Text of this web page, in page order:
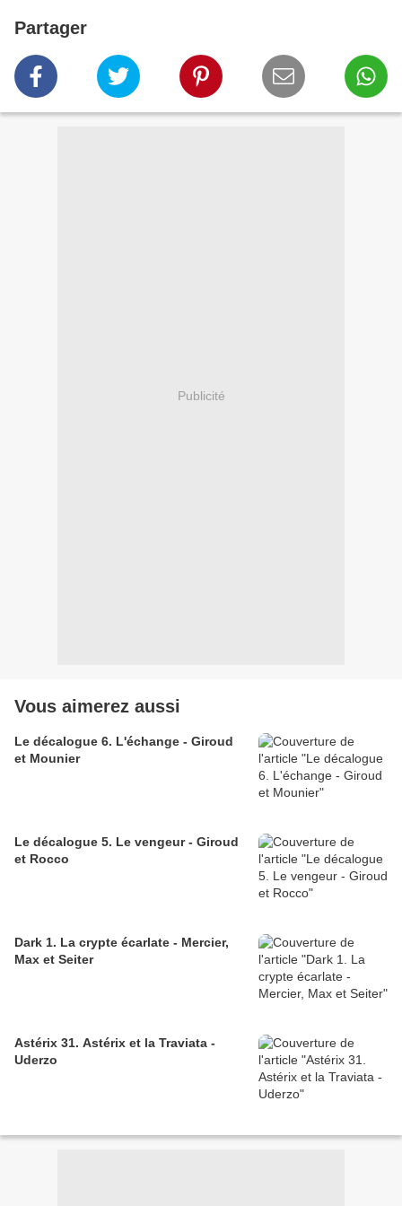
Partager
Publicité
Vous aimerez aussi
Le décalogue 6. L'échange - Giroud
et Mounier
Le décalogue 5. Le vengeur - Giroud
et Rocco
Dark 1. La crypte écarlate - Mercier,
Max et Seiter
Astérix 31. Astérix et la Traviata -
Uderzo